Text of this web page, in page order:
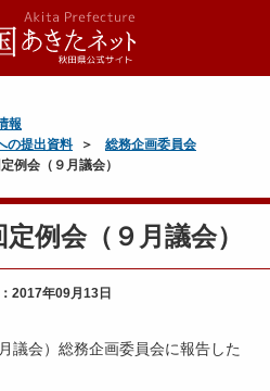
報
の提出資料
総務企画委員会
例会（９月議会）
例会（９月議会）
2017年09月13日
議会）総務企画委員会に報告した